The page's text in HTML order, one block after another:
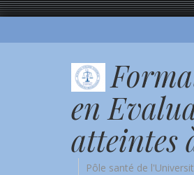
en
atteintes
Pôle santé de